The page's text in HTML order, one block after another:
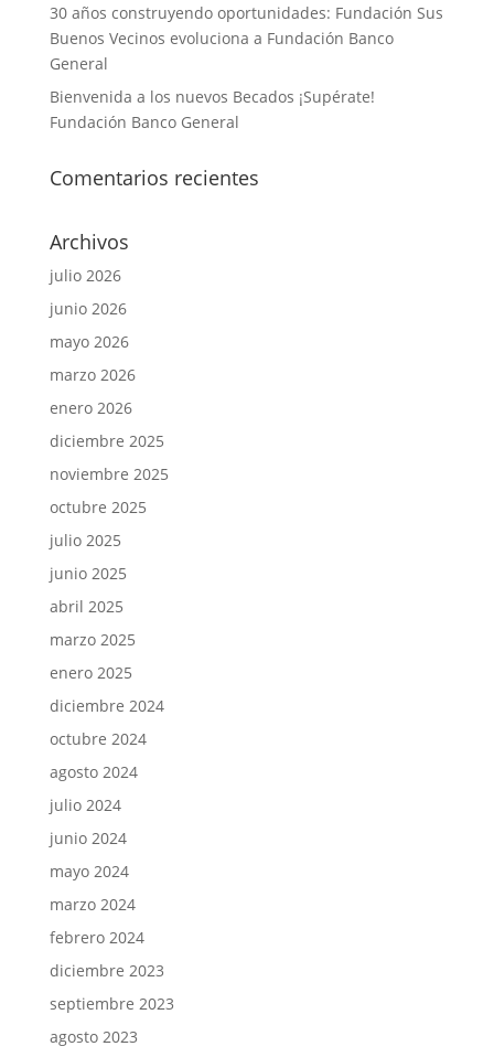
30 años construyendo oportunidades: Fundación Sus
Buenos Vecinos evoluciona a Fundación Banco
General
Bienvenida a los nuevos Becados ¡Supérate!
Fundación Banco General
Comentarios recientes
Archivos
julio 2026
junio 2026
mayo 2026
marzo 2026
enero 2026
diciembre 2025
noviembre 2025
octubre 2025
julio 2025
junio 2025
abril 2025
marzo 2025
enero 2025
diciembre 2024
octubre 2024
agosto 2024
julio 2024
junio 2024
mayo 2024
marzo 2024
febrero 2024
diciembre 2023
septiembre 2023
agosto 2023